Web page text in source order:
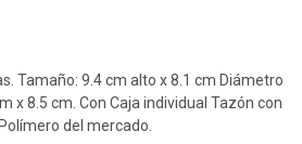
Tamaño: 9.4 cm alto x 8.1 cm Diámetro
x 8.5 cm. Con Caja individual Tazón con
del mercado.